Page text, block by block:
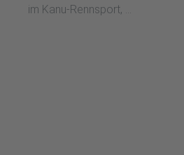
im Kanu-Rennsport, ...